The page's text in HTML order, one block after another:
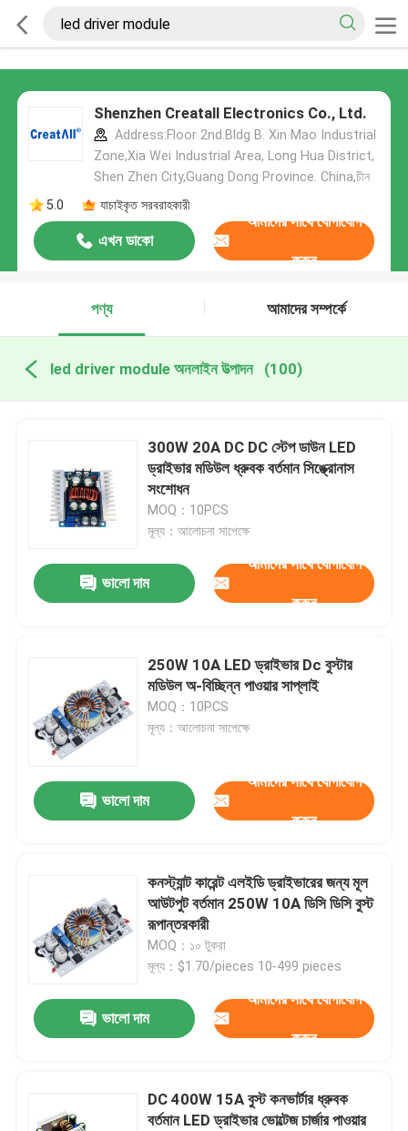
Shenzhen Creatall Electronics Co., Ltd.
Address:Floor 2nd.Bldg B. Xin Mao Industrial
Zone,Xia Wei Industrial Area, Long Hua District,
Shen Zhen City,Guang Dong Province. China,চীন
5.0
যাচাইকৃত সরবরাহকারী
এখন ডাকো
আমাদের সাথে যোগাযোগ
করুন
পণ্য আমাদের সম্পর্কে
led driver module অনলাইন উত্পাদন (100)
300W 20A DC DC স্টেপ ডাউন LED
ড্রাইভার মডিউল ধ্রুবক বর্তমান সিঙ্ক্রোনাস
সংশোধন
MOQ：10PCS
মূল্য：আলোচনা সাপেক্ষে
ভালো দাম
আমাদের সাথে যোগাযোগ
করুন
250W 10A LED ড্রাইভার Dc বুস্টার
মডিউল অ-বিচ্ছিন্ন পাওয়ার সাপ্লাই
MOQ：10PCS
মূল্য：আলোচনা সাপেক্ষে
ভালো দাম
আমাদের সাথে যোগাযোগ
করুন
কনস্ট্যান্ট কারেন্ট এলইডি ড্রাইভারের জন্য মূল
আউটপুট বর্তমান 250W 10A ডিসি ডিসি বুস্ট
রূপান্তরকারী
MOQ：১০ টুকরা
মূল্য：$1.70/pieces 10-499 pieces
ভালো দাম
আমাদের সাথে যোগাযোগ
করুন
DC 400W 15A বুস্ট কনভার্টার ধ্রুবক
বর্তমান LED ড্রাইভার ভোল্টেজ চার্জার পাওয়ার